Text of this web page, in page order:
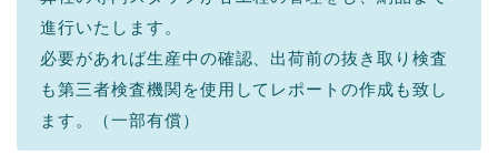
進行いたします。
必要があれば生産中の確認、出荷前の抜き取り検査
も第三者検査機関を使用してレポートの作成も致し
ます。（一部有償）